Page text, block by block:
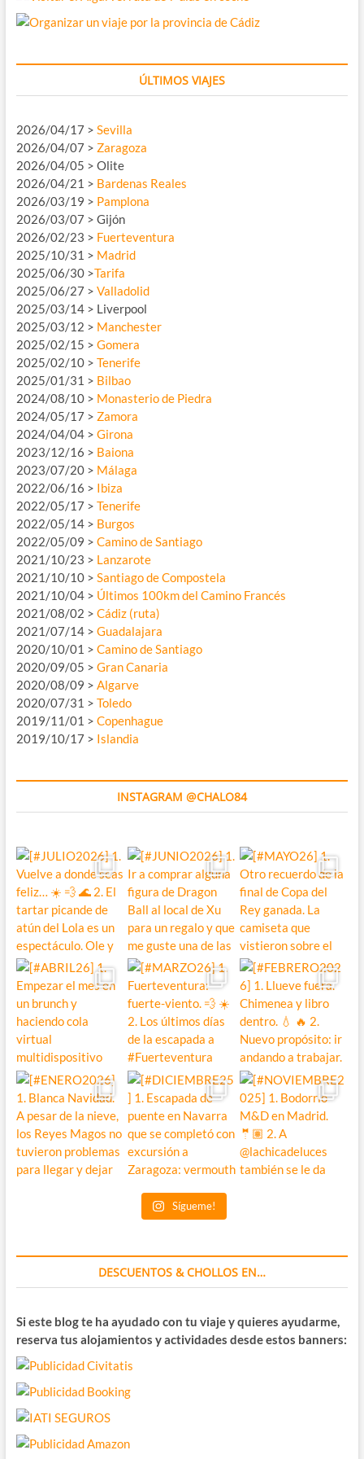
ÚLTIMOS VIAJES
2026/04/17 > Sevilla
2026/04/07 > Zaragoza
2026/04/05 > Olite
2026/04/21 > Bardenas Reales
2026/03/19 > Pamplona
2026/03/07 > Gijón
2026/02/23 > Fuerteventura
2025/10/31 > Madrid
2025/06/30 >Tarifa
2025/06/27 > Valladolid
2025/03/14 > Liverpool
2025/03/12 > Manchester
2025/02/15 > Gomera
2025/02/10 > Tenerife
2025/01/31 > Bilbao
2024/08/10 > Monasterio de Piedra
2024/05/17 > Zamora
2024/04/04 > Girona
2023/12/16 > Baiona
2023/07/20 > Málaga
2022/06/16 > Ibiza
2022/05/17 > Tenerife
2022/05/14 > Burgos
2022/05/09 > Camino de Santiago
2021/10/23 > Lanzarote
2021/10/10 > Santiago de Compostela
2021/10/04 > Últimos 100km del Camino Francés
2021/08/02 > Cádiz (ruta)
2021/07/14 > Guadalajara
2020/10/01 > Camino de Santiago
2020/09/05 > Gran Canaria
2020/08/09 > Algarve
2020/07/31 > Toledo
2019/11/01 > Copenhague
2019/10/17 > Islandia
INSTAGRAM @CHALO84
Sígueme!
DESCUENTOS & CHOLLOS EN…
Si este blog te ha ayudado con tu viaje y quieres ayudarme,
reserva tus alojamientos y actividades desde estos banners: